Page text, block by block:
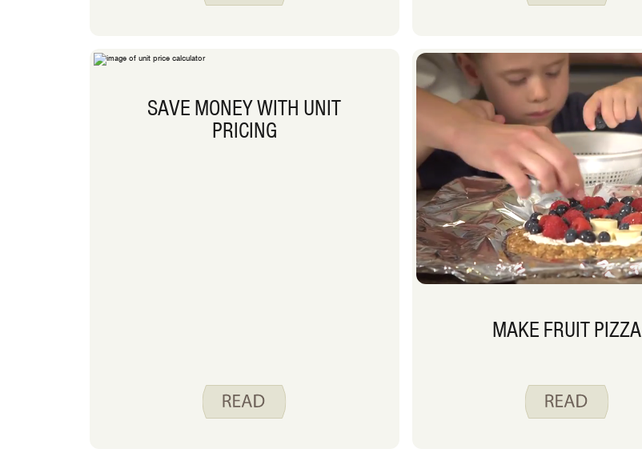
SAVE MONEY WITH UNIT
PRICING
MAKE FRUIT PIZZA